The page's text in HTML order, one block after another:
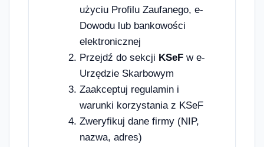
użyciu Profilu Zaufanego, e-
Dowodu lub bankowości
elektronicznej
Przejdź do sekcji KSeF w e-
Urzędzie Skarbowym
Zaakceptuj regulamin i
warunki korzystania z KSeF
Zweryfikuj dane firmy (NIP,
nazwa, adres)